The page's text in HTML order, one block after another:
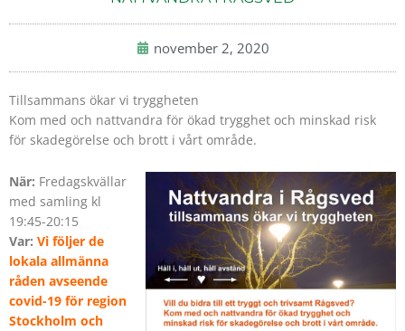
november 2, 2020
Tillsammans ökar vi tryggheten
Kom med och nattvandra för ökad trygghet och minskad risk
för skadegörelse och brott i vårt område.
När: Fredagskvällar
med samling kl
19:45-20:15
Var: Vi följer de
lokala allmänna
råden avseende
covid-19 för region
Stockholm och